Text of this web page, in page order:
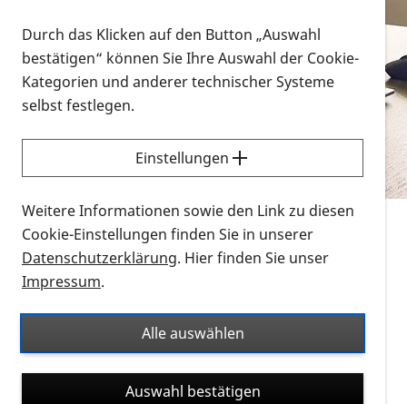
Vorlesen
Alle Infomaterialien in verschiedenen
Formaten an einem Ort
Sie möchten wissen, wie Sie nach Infonmaterial
suchen und dieses bestellen bzw. herunterladen
können? Schauen Sie sich dieErklärvideos zum
Thema Infomaterial auf der PRO RETINA-Website
für blinde und sehbehinderte Menschen an.
Auf dieser Seite finden Sie sämtliches Infomaterial
Ort. Nutzen Sie den Formatfilter, um ausschließlich
nach Flyern und Broschüren, Audios oder Videos zu
suchen. Die meisten Flyer und Broschüren werden in
verschiedenen Formaten angeboten: zur
Durch das Klicken auf den Button „Auswahl
bestätigen“ können Sie Ihre Auswahl der Cookie-
Kategorien und anderer technischer Systeme
selbst festlegen.
Einstellungen
Weitere Informationen sowie den Link zu diesen
Cookie-Einstellungen finden Sie in unserer
Datenschutzerklärung. Hier finden Sie unser
Impressum.
Alle auswählen
Auswahl bestätigen